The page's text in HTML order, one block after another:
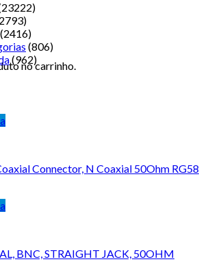
no carrinho.
(2416)
(806)
(962)
Connector, N Coaxial 50Ohm RG58
BNC, STRAIGHT JACK, 50OHM